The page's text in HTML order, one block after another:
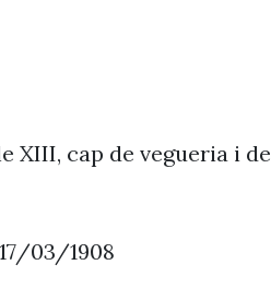
XIII, cap de vegueria i
03/1908